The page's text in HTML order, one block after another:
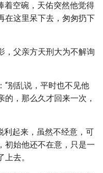
着空碗，天佑突然他觉得
在这里呆下去，匆匆扔下
，父亲方天刑大为不解询
“别乱说，平时也不见他
，那么久才回来一次，
利起来，虽然不经意，可
初始他还不在意，只是一
去。